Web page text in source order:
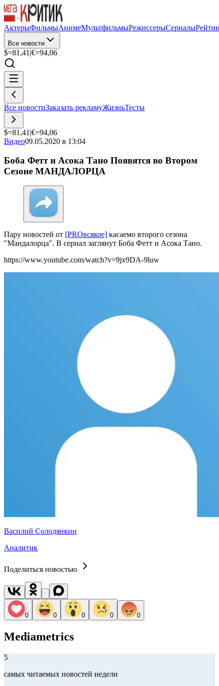
АктерыФильмыАнимеМультфильмыРежиссерыСериалы
Все новости
$=81,41 |€=94,06
Все новостиЗаказать рекламуЖизньТесты
$=81,41 |€=94,06
Видео09.05.2020 в 13:04
Боба Фетт и Асока Тано Появятся во Втором
Сезоне МАНДАЛОРЦА
Пару новостей от [PROвсякое] касаемо второго сезона
"Мандалорца". В сериал заглянут Боба Фетт и Асока Тано.
https://www.youtube.com/watch?v=9jx9DA-9luw
Василий Солодянкин
Аналитик
Поделиться новостью
0 0 0 0 0
Mediametrics
5
самых читаемых новостей недели